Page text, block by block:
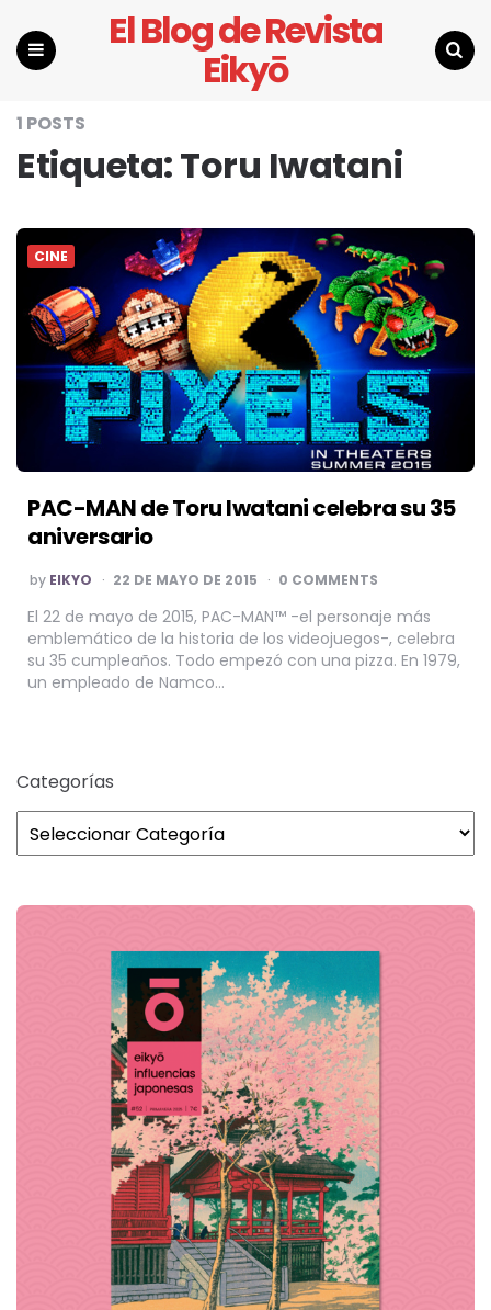
El Blog de Revista
Eikyō
1 POSTS
Etiqueta:Toru Iwatani
CINE
PAC-MAN de Toru Iwatani celebra su 35
aniversario
POSTED
BY
by EIKYO 22 DE MAYO DE 2015 0 COMMENTS
El 22 de mayo de 2015, PAC-MAN™ -el personaje más
emblemático de la historia de los videojuegos-, celebra
su 35 cumpleaños. Todo empezó con una pizza. En 1979,
un empleado de Namco…
Categorías